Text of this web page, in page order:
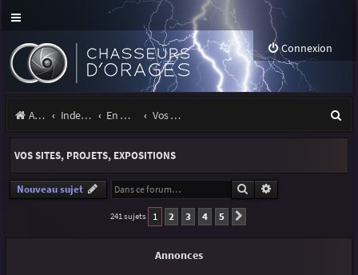
Connexion
Accueil Index du forum En marge des orages Vos sites, projets, expositions
e
VOS SITES, PROJETS, EXPOSITIONS
Nouveau sujet Rechercher
241 sujets 1 2 3 4 5
Annonces